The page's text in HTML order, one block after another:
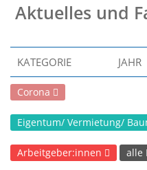
Aktuelles und
KATEGORIE JAHR
Corona
Eigentum/ Vermietung/
Arbeitgeber:innen alle